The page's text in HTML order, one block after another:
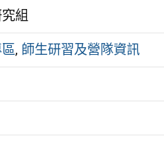
組
, 師生研習及營隊資訊